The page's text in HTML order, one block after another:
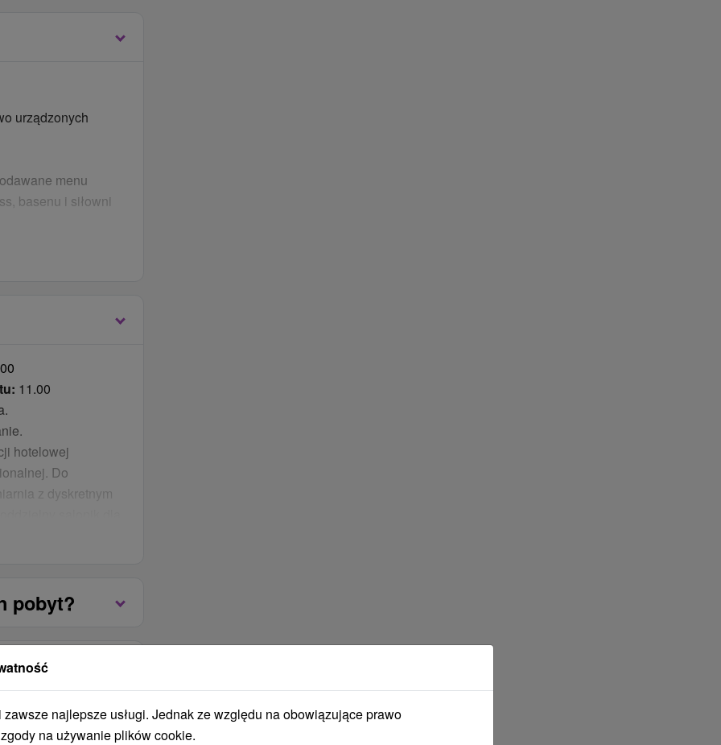
urządzonych
menu
basenu i siłowni
trawą
bezpłatnie.
11.00
hotelowej
Do
z dyskretnym
dozwolone jest
pobyt?
337zł 337zł 337zł
najlepsze usługi. Jednak ze względu na obowiązujące prawo
na używanie plików cookie.